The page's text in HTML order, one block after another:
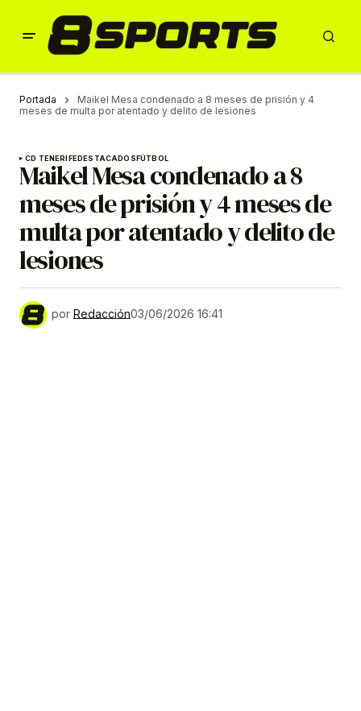
Portada
Maikel Mesa condenado a 8 meses de prisión y 4
meses de multa por atentado y delito de lesiones
CD TENERIFEDESTACADOSFÚTBOL
Maikel Mesa condenado a 8
meses de prisión y 4 meses de
multa por atentado y delito de
lesiones
por Redacción03/06/2026 16:41